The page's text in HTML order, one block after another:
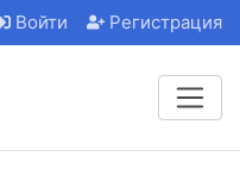
Войти Регистрация